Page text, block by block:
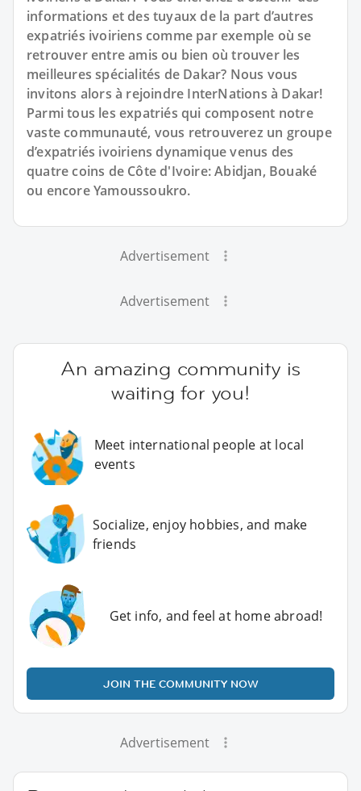
informations et des tuyaux de la part d’autres
expatriés ivoiriens comme par exemple où se
retrouver entre amis ou bien où trouver les
meilleures spécialités de Dakar? Nous vous
invitons alors à rejoindre InterNations à Dakar!
Parmi tous les expatriés qui composent notre
vaste communauté, vous retrouverez un groupe
d’expatriés ivoiriens dynamique venus des
quatre coins de Côte d'Ivoire: Abidjan, Bouaké
ou encore Yamoussoukro.
Advertisement
Advertisement
An amazing community is
waiting for you!
Meet international people at local
events
Socialize, enjoy hobbies, and make
friends
Get info, and feel at home abroad!
JOIN THE COMMUNITY NOW
Advertisement